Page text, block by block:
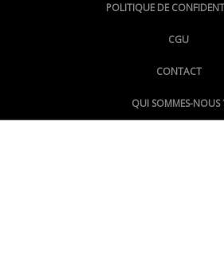
@LePoingMontpellier
POLITIQUE DE
CGU
CONTACT
QUI SOMMES-NOUS